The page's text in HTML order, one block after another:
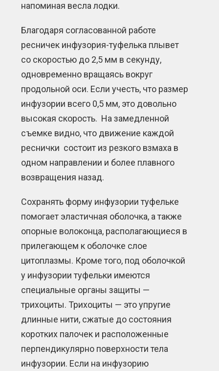
напоминая весла лодки.
Благодаря согласованной работе
ресничек инфузория-туфелька плывет
со скоростью до 2,5 мм в секунду,
одновременно вращаясь вокруг
продольной оси. Если учесть, что размер
инфузории всего 0,5 мм, это довольно
высокая скорость. На замедленной
съемке видно, что движение каждой
реснички состоит из резкого взмаха в
одном направлении и более плавного
возвращения назад.
Сохранять форму инфузории туфельке
помогает эластичная оболочка, а также
опорные волоконца, располагающиеся в
прилегающем к оболочке слое
цитоплазмы. Кроме того, под оболочкой
у инфузории туфельки имеются
специальные органы защиты —
трихоциты. Трихоциты — это упругие
длинные нити, сжатые до состояния
коротких палочек и расположенные
перпендикулярно поверхности тела
инфузории. Если на инфузорию